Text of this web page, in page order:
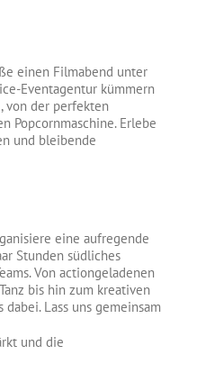
einen Filmabend unter
Eventagentur kümmern
von der perfekten
Popcornmaschine. Erlebe
und bleibende
eine aufregende
Stunden südliches
Von actiongeladenen
bis hin zum kreativen
Lass uns gemeinsam
und die